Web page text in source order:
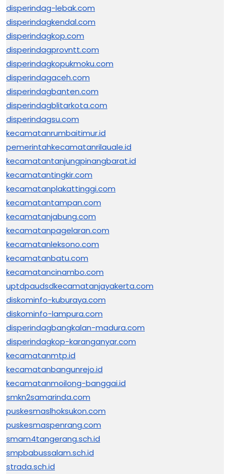
disperindag-lebak.com
disperindagkendal.com
disperindagkop.com
disperindagprovntt.com
disperindagkopukmoku.com
disperindagaceh.com
disperindagbanten.com
disperindagblitarkota.com
disperindagsu.com
kecamatanrumbaitimur.id
pemerintahkecamatanrilauale.id
kecamatantanjungpinangbarat.id
kecamatantingkir.com
kecamatanplakattinggi.com
kecamatantampan.com
kecamatanjabung.com
kecamatanpagelaran.com
kecamatanleksono.com
kecamatanbatu.com
kecamatancinambo.com
uptdpaudsdkecamatanjayakerta.com
diskominfo-kuburaya.com
diskominfo-lampura.com
disperindagbangkalan-madura.com
disperindagkop-karanganyar.com
kecamatanmtp.id
kecamatanbangunrejo.id
kecamatanmoilong-banggai.id
smkn2samarinda.com
puskesmaslhoksukon.com
puskesmaspenrang.com
smam4tangerang.sch.id
smpbabussalam.sch.id
strada.sch.id